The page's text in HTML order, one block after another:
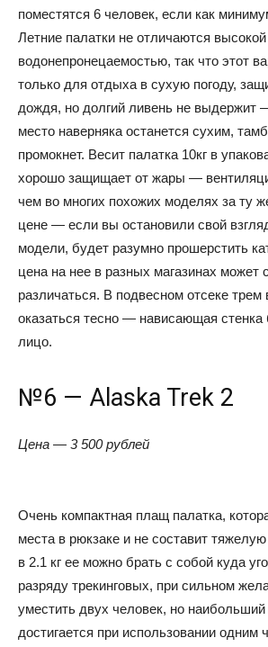
поместятся 6 человек, если как
Летние палатки не отличаются высокой
водонепронецаемостью, так что этот
только для отдыха в сухую погоду,
дождя, но долгий ливень не выдержит
место наверняка останется сухим,
промокнет. Весит палатка 10кг в
хорошо защищает от жары —
чем во многих похожих моделях за ту
цене — если вы остановили свой
модели, будет разумно прошерстить
цена на нее в разных магазинах может
различаться. В подвесном отсеке
оказаться тесно — нависающая стенка
лицо.
№6 — Alaska Trek 2
Цена — 3 500 рублей
Очень компактная плащ палатка,
места в рюкзаке и не составит
в 2.1 кг ее можно брать с собой куда
разряду трекинговых, при сильном
уместить двух человек, но
достигается при использовании одним